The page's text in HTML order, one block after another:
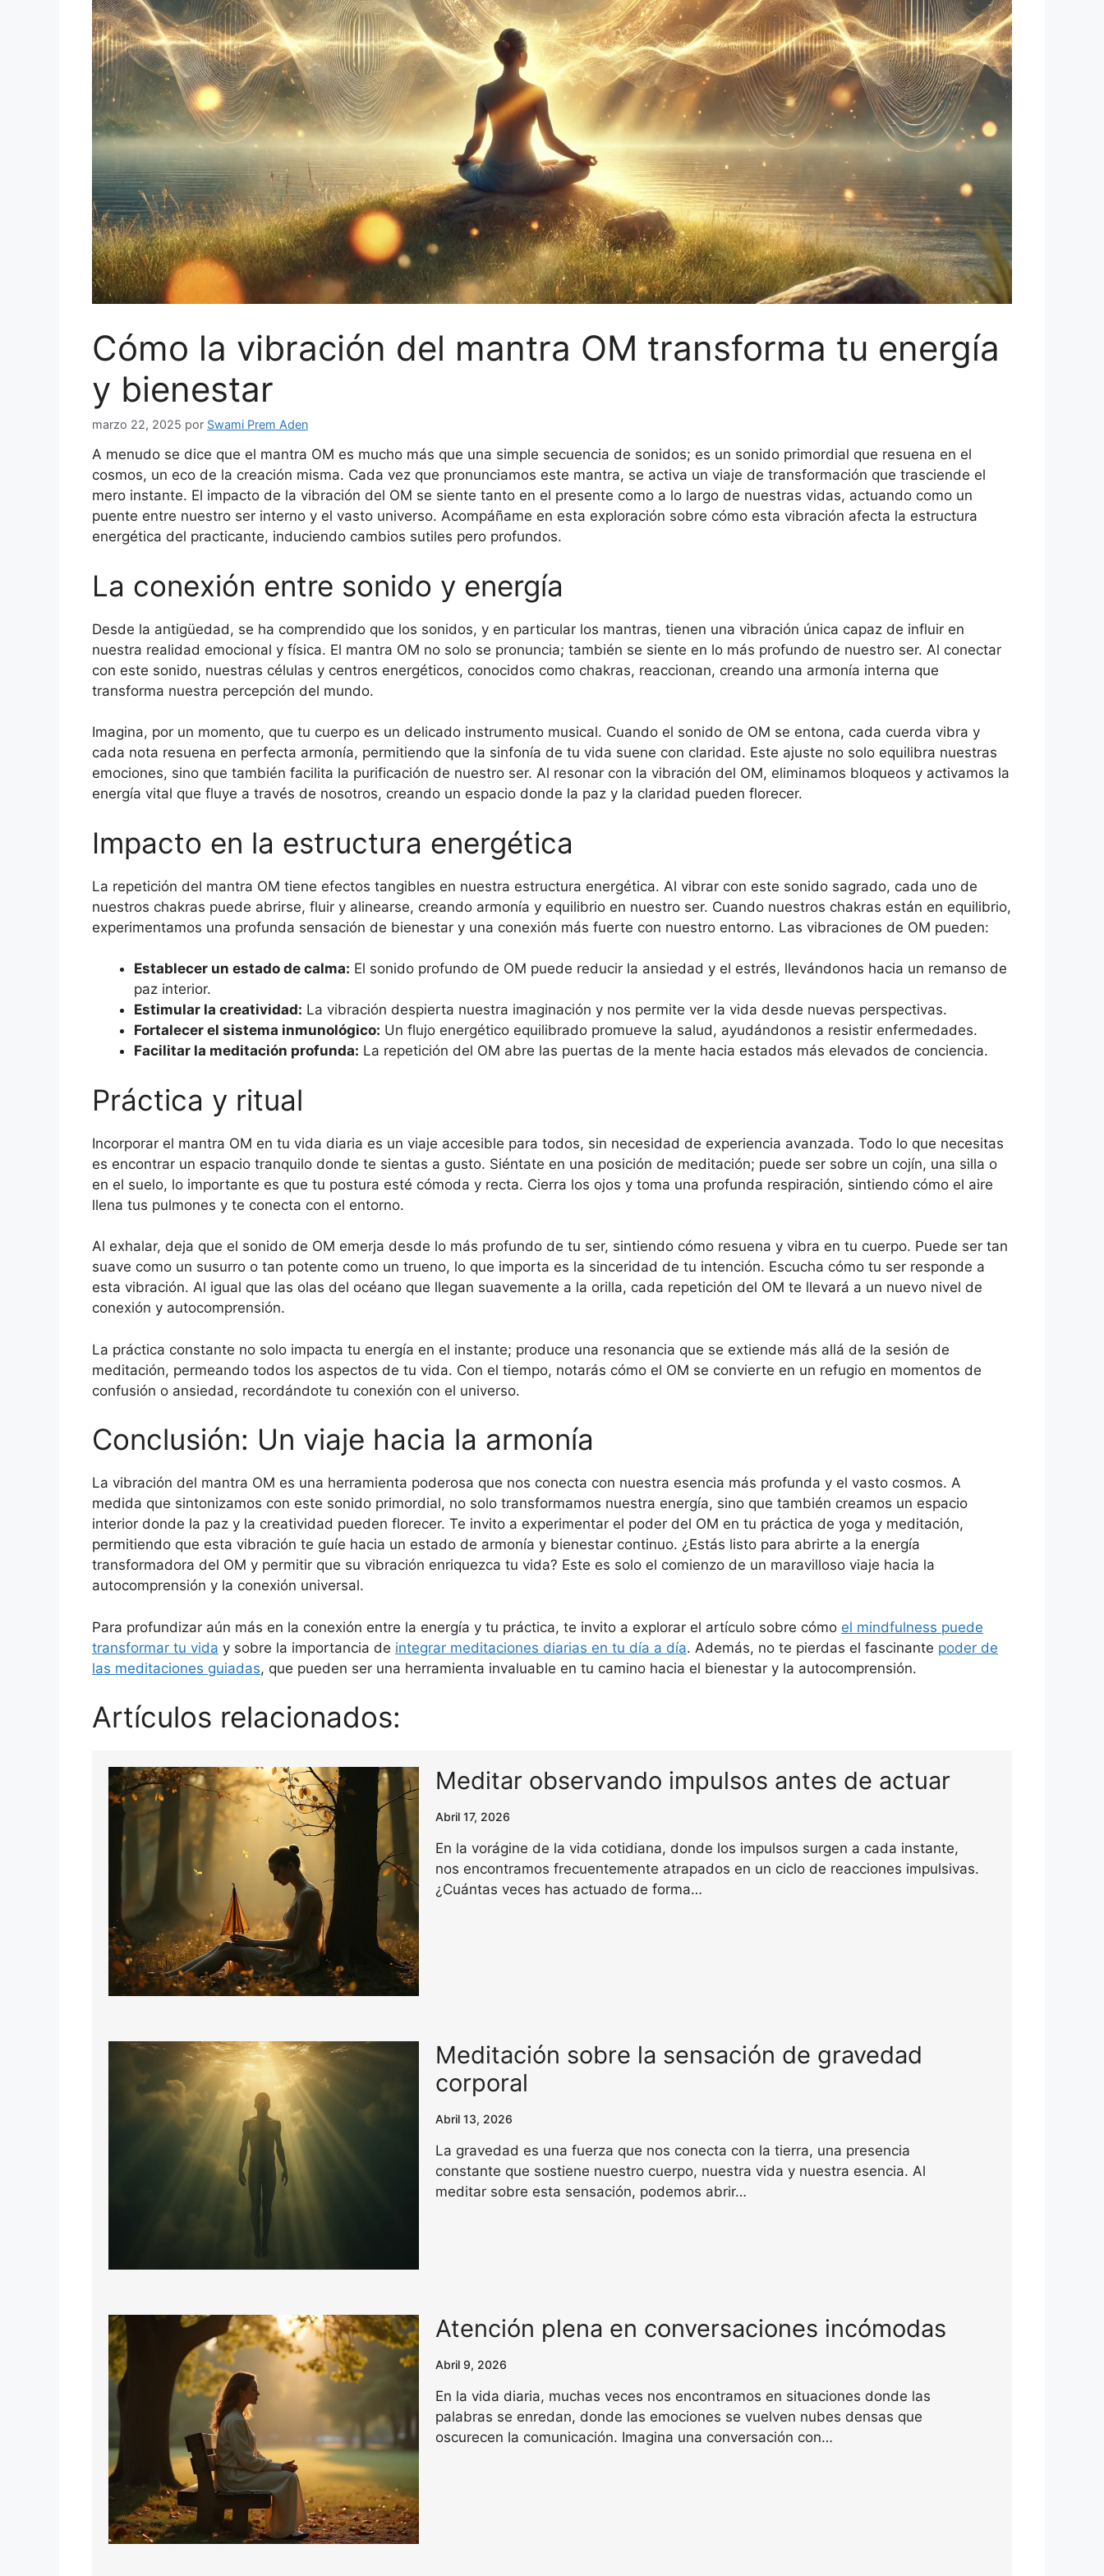
Cómo la vibración del mantra OM transforma tu energía
y bienestar
marzo 22, 2025 por Swami Prem Aden
A menudo se dice que el mantra OM es mucho más que una simple secuencia de sonidos; es un sonido primordial que resuena en el
cosmos, un eco de la creación misma. Cada vez que pronunciamos este mantra, se activa un viaje de transformación que trasciende el
mero instante. El impacto de la vibración del OM se siente tanto en el presente como a lo largo de nuestras vidas, actuando como un
puente entre nuestro ser interno y el vasto universo. Acompáñame en esta exploración sobre cómo esta vibración afecta la estructura
energética del practicante, induciendo cambios sutiles pero profundos.
La conexión entre sonido y energía
Desde la antigüedad, se ha comprendido que los sonidos, y en particular los mantras, tienen una vibración única capaz de influir en
nuestra realidad emocional y física. El mantra OM no solo se pronuncia; también se siente en lo más profundo de nuestro ser. Al conectar
con este sonido, nuestras células y centros energéticos, conocidos como chakras, reaccionan, creando una armonía interna que
transforma nuestra percepción del mundo.
Imagina, por un momento, que tu cuerpo es un delicado instrumento musical. Cuando el sonido de OM se entona, cada cuerda vibra y
cada nota resuena en perfecta armonía, permitiendo que la sinfonía de tu vida suene con claridad. Este ajuste no solo equilibra nuestras
emociones, sino que también facilita la purificación de nuestro ser. Al resonar con la vibración del OM, eliminamos bloqueos y activamos la
energía vital que fluye a través de nosotros, creando un espacio donde la paz y la claridad pueden florecer.
Impacto en la estructura energética
La repetición del mantra OM tiene efectos tangibles en nuestra estructura energética. Al vibrar con este sonido sagrado, cada uno de
nuestros chakras puede abrirse, fluir y alinearse, creando armonía y equilibrio en nuestro ser. Cuando nuestros chakras están en equilibrio,
experimentamos una profunda sensación de bienestar y una conexión más fuerte con nuestro entorno. Las vibraciones de OM pueden:
Establecer un estado de calma: El sonido profundo de OM puede reducir la ansiedad y el estrés, llevándonos hacia un remanso de
paz interior.
Estimular la creatividad: La vibración despierta nuestra imaginación y nos permite ver la vida desde nuevas perspectivas.
Fortalecer el sistema inmunológico: Un flujo energético equilibrado promueve la salud, ayudándonos a resistir enfermedades.
Facilitar la meditación profunda: La repetición del OM abre las puertas de la mente hacia estados más elevados de conciencia.
Práctica y ritual
Incorporar el mantra OM en tu vida diaria es un viaje accesible para todos, sin necesidad de experiencia avanzada. Todo lo que necesitas
es encontrar un espacio tranquilo donde te sientas a gusto. Siéntate en una posición de meditación; puede ser sobre un cojín, una silla o
en el suelo, lo importante es que tu postura esté cómoda y recta. Cierra los ojos y toma una profunda respiración, sintiendo cómo el aire
llena tus pulmones y te conecta con el entorno.
Al exhalar, deja que el sonido de OM emerja desde lo más profundo de tu ser, sintiendo cómo resuena y vibra en tu cuerpo. Puede ser tan
suave como un susurro o tan potente como un trueno, lo que importa es la sinceridad de tu intención. Escucha cómo tu ser responde a
esta vibración. Al igual que las olas del océano que llegan suavemente a la orilla, cada repetición del OM te llevará a un nuevo nivel de
conexión y autocomprensión.
La práctica constante no solo impacta tu energía en el instante; produce una resonancia que se extiende más allá de la sesión de
meditación, permeando todos los aspectos de tu vida. Con el tiempo, notarás cómo el OM se convierte en un refugio en momentos de
confusión o ansiedad, recordándote tu conexión con el universo.
Conclusión: Un viaje hacia la armonía
La vibración del mantra OM es una herramienta poderosa que nos conecta con nuestra esencia más profunda y el vasto cosmos. A
medida que sintonizamos con este sonido primordial, no solo transformamos nuestra energía, sino que también creamos un espacio
interior donde la paz y la creatividad pueden florecer. Te invito a experimentar el poder del OM en tu práctica de yoga y meditación,
permitiendo que esta vibración te guíe hacia un estado de armonía y bienestar continuo. ¿Estás listo para abrirte a la energía
transformadora del OM y permitir que su vibración enriquezca tu vida? Este es solo el comienzo de un maravilloso viaje hacia la
autocomprensión y la conexión universal.
Para profundizar aún más en la conexión entre la energía y tu práctica, te invito a explorar el artículo sobre cómo el mindfulness puede
transformar tu vida y sobre la importancia de integrar meditaciones diarias en tu día a día. Además, no te pierdas el fascinante poder de
las meditaciones guiadas, que pueden ser una herramienta invaluable en tu camino hacia el bienestar y la autocomprensión.
Artículos relacionados:
Meditar observando impulsos antes de actuar
Abril 17, 2026
En la vorágine de la vida cotidiana, donde los impulsos surgen a cada instante,
nos encontramos frecuentemente atrapados en un ciclo de reacciones impulsivas.
¿Cuántas veces has actuado de forma…
Meditación sobre la sensación de gravedad
corporal
Abril 13, 2026
La gravedad es una fuerza que nos conecta con la tierra, una presencia
constante que sostiene nuestro cuerpo, nuestra vida y nuestra esencia. Al
meditar sobre esta sensación, podemos abrir…
Atención plena en conversaciones incómodas
Abril 9, 2026
En la vida diaria, muchas veces nos encontramos en situaciones donde las
palabras se enredan, donde las emociones se vuelven nubes densas que
oscurecen la comunicación. Imagina una conversación con…